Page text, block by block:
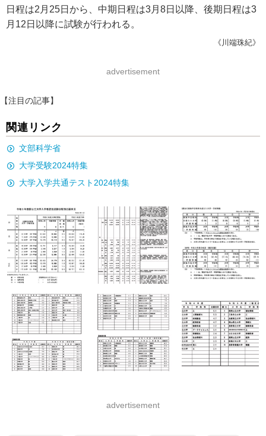
日程は2月25日から、中期日程は3月8日以降、後期日程は3
月12日以降に試験が行われる。
《川端珠紀》
advertisement
【注目の記事】
関連リンク
文部科学省
大学受験2024特集
大学入学共通テスト2024特集
advertisement